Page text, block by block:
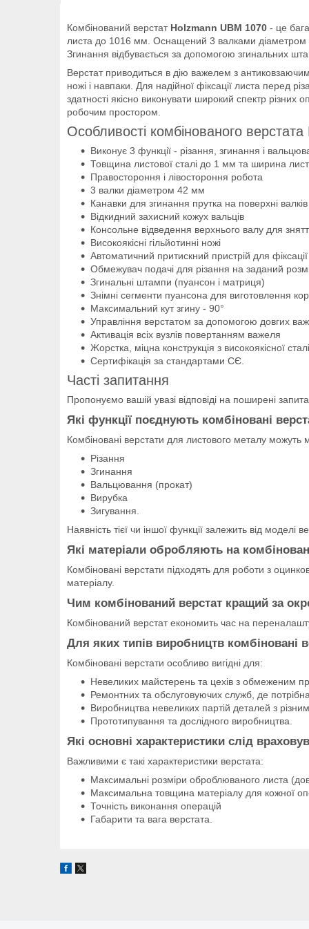
Комбінований верстат Holzmann UBM 1070 - це
листа до 1016 мм. Оснащений 3 валками діаметром
Згинання відбувається за допомогою згинальних
Верстат приводиться в дію важелем з
ножі і навпаки. Для надійної фіксації листа перед
здатності якісно виконувати широкий спектр
робочим простором.
Особливості комбінованого
Виконує 3 функції - різання, згинання і
Товщина листової сталі до 1 мм та ширина
Правостороння і лівостороння робота
3 валки діаметром 42 мм
Канавки для згинання прутка на поверхні валків
Відкидний захисний кожух вальців
Консольне відведення верхнього валу для
Високоякісні гільйотинні ножі
Автоматичний притискний пристрій для
Обмежувач подачі для різання на заданий
Згинальні штампи (пуансон і матриця)
Знімні сегменти пуансона для виготовлення
Максимальний кут згину - 90°
Управління верстатом за допомогою довгих
Активація всіх вузлів повертанням важеля
Жорстка, міцна конструкція з високоякісної сталі
Сертифікація за стандартами СЄ.
Часті запитання
Пропонуємо вашій увазі відповіді на поширені
Які функції поєднують комбіновані
Комбіновані верстати для листового металу можуть
Різання
Згинання
Вальцювання (прокат)
Вирубка
Зигування.
Наявність тієї чи іншої функції залежить від моделі
Які матеріали обробляють на
Комбіновані верстати підходять для роботи з
матеріалу.
Чим комбінований верстат кращий за
Комбінований верстат економить час на
Для яких типів виробництв комбіновані
Комбіновані верстати особливо вигідні для:
Невеликих майстерень та цехів з обмеженим
Ремонтних та обслуговуючих служб, де
Виробництва невеликих партій деталей з
Прототипування та дослідного виробництва.
Які основні характеристики слід
Важливими є такі характеристики верстата:
Максимальні розміри оброблюваного листа
Максимальна товщина матеріалу для кожної
Точність виконання операцій
Габарити та вага верстата.